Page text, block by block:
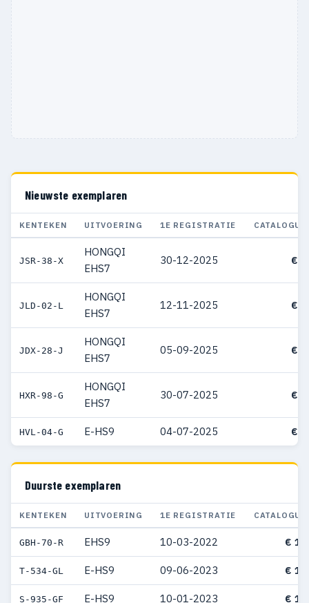
Nieuwste exemplaren
KENTEKEN UITVOERING 1E REGISTRATIE
JSR-38-X
HONGQI
EHS7
30-12-2025 €
JLD-02-L
HONGQI
EHS7
12-11-2025 €
JDX-28-J
HONGQI
EHS7
05-09-2025 €
HXR-98-G
HONGQI
EHS7
30-07-2025 €
HVL-04-G E-HS9 04-07-2025 €
Duurste exemplaren
KENTEKEN UITVOERING 1E REGISTRATIE
GBH-70-R EHS9 10-03-2022 €
T-534-GL E-HS9 09-06-2023 €
S-935-GF E-HS9 10-01-2023 €